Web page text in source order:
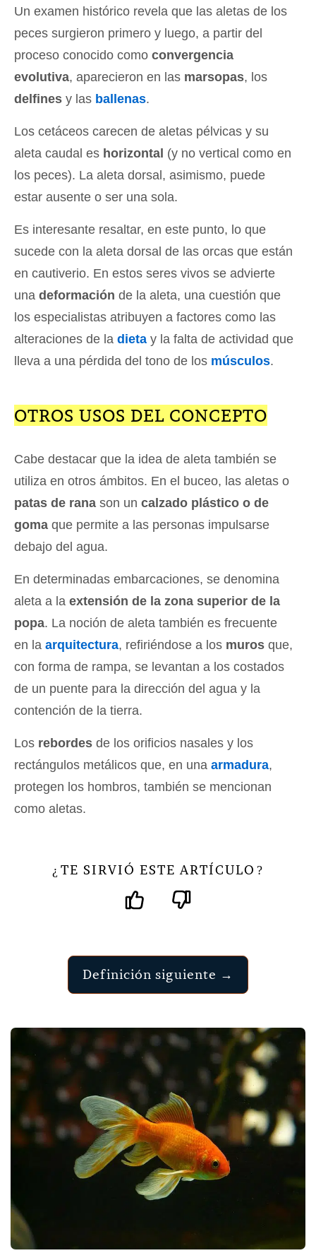
Un examen histórico revela que las aletas de los
peces surgieron primero y luego, a partir del
proceso conocido como convergencia
evolutiva, aparecieron en las marsopas, los
delfines y las ballenas.
Los cetáceos carecen de aletas pélvicas y su
aleta caudal es horizontal (y no vertical como en
los peces). La aleta dorsal, asimismo, puede
estar ausente o ser una sola.
Es interesante resaltar, en este punto, lo que
sucede con la aleta dorsal de las orcas que están
en cautiverio. En estos seres vivos se advierte
una deformación de la aleta, una cuestión que
los especialistas atribuyen a factores como las
alteraciones de la dieta y la falta de actividad que
lleva a una pérdida del tono de los músculos.
OTROS USOS DEL CONCEPTO
Cabe destacar que la idea de aleta también se
utiliza en otros ámbitos. En el buceo, las aletas o
patas de rana son un calzado plástico o de
goma que permite a las personas impulsarse
debajo del agua.
En determinadas embarcaciones, se denomina
aleta a la extensión de la zona superior de la
popa. La noción de aleta también es frecuente
en la arquitectura, refiriéndose a los muros que,
con forma de rampa, se levantan a los costados
de un puente para la dirección del agua y la
contención de la tierra.
Los rebordes de los orificios nasales y los
rectángulos metálicos que, en una armadura,
protegen los hombros, también se mencionan
como aletas.
¿ TE SIRVIÓ ESTE ARTÍCULO ?
Definición siguiente →